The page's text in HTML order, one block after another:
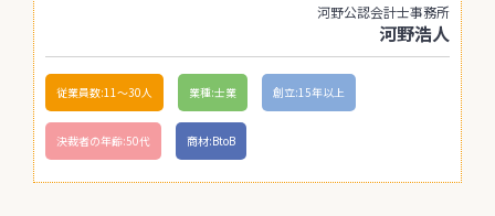
河野公認会計士事務所
河野浩人
従業員数:11〜30人 業種:士業 創立:15年以上
決裁者の年齢:50代 商材:BtoB